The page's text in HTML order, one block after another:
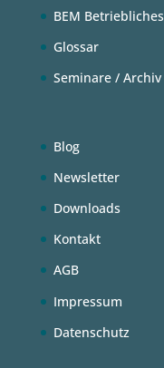
BEM
Glossar
Seminare / Archiv
Blog
Newsletter
Downloads
Kontakt
AGB
Impressum
Datenschutz